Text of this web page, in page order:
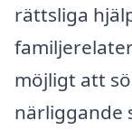
rättsliga
möjligt att
närliggande